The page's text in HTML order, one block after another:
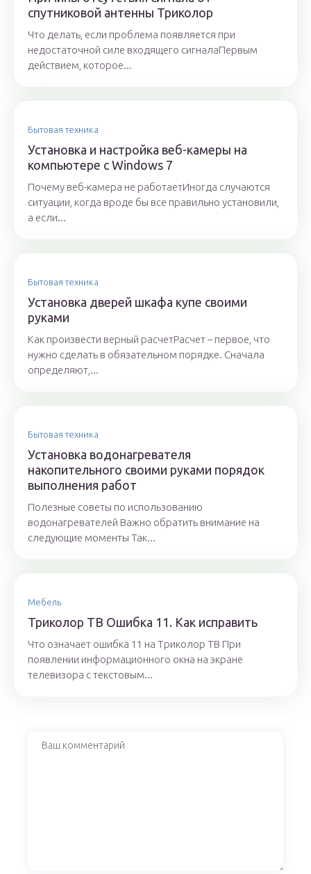
спутниковой антенны Триколор
Что делать, если проблема появляется при
недостаточной силе входящего сигналаПервым
действием, которое...
Бытовая техника
Установка и настройка веб-камеры на
компьютере с Windows 7
Почему веб-камера не работаетИногда случаются
ситуации, когда вроде бы все правильно установили,
а если...
Бытовая техника
Установка дверей шкафа купе своими
руками
Как произвести верный расчетРасчет – первое, что
нужно сделать в обязательном порядке. Сначала
определяют,...
Бытовая техника
Установка водонагревателя
накопительного своими руками порядок
выполнения работ
Полезные советы по использованию
водонагревателей Важно обратить внимание на
следующие моменты Так...
Мебель
Триколор ТВ Ошибка 11. Как исправить
Что означает ошибка 11 на Триколор ТВ При
появлении информационного окна на экране
телевизора с текстовым...